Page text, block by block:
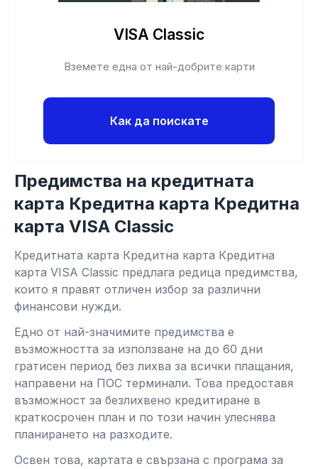
VISA Classic
Вземете една от най-добрите карти
Как да поискате
Предимства на кредитната
карта Кредитна карта Кредитна
карта VISA Classic
Кредитната карта Кредитна карта Кредитна
карта VISA Classic предлага редица предимства,
които я правят отличен избор за различни
финансови нужди.
Едно от най-значимите предимства е
възможността за използване на до 60 дни
гратисен период без лихва за всички плащания,
направени на ПОС терминали. Това предоставя
възможност за безлихвено кредитиране в
краткосрочен план и по този начин улеснява
планирането на разходите.
Освен това, картата е свързана с програма за